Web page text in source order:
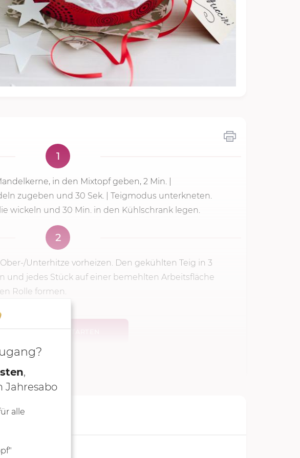
1
in den Mixtopf geben, 2 Min.
zugeben und 30 Sek. | Teigmodus unterkneten.
wickeln und 30 Min. in den Kühlschrank legen.
2
Unterhitze vorheizen. Den gekühlten Teig in 3
und jedes Stück auf einer bemehlten Arbeitsfläche
Rolle formen.
,
Jahresabo
alle